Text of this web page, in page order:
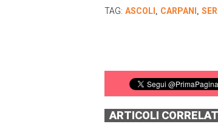
TAG: ASCOLI , CARPANI ,
ARTICOLI